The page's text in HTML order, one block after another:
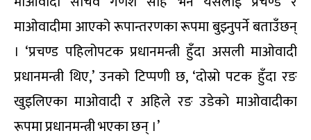
माओवादीमा आएको रूपान्तरणका रूपमा बुझ्नुपर्ने बताउँछन्
। ‘प्रचण्ड पहिलोपटक प्रधानमन्त्री हुँदा असली माओवादी
प्रधानमन्त्री थिए,’ उनको टिप्पणी छ, ‘दोस्रो पटक हुँदा रङ
खुइलिएका माओवादी र अहिले रङ उडेको माओवादीका
रूपमा प्रधानमन्त्री भएका छन् ।’